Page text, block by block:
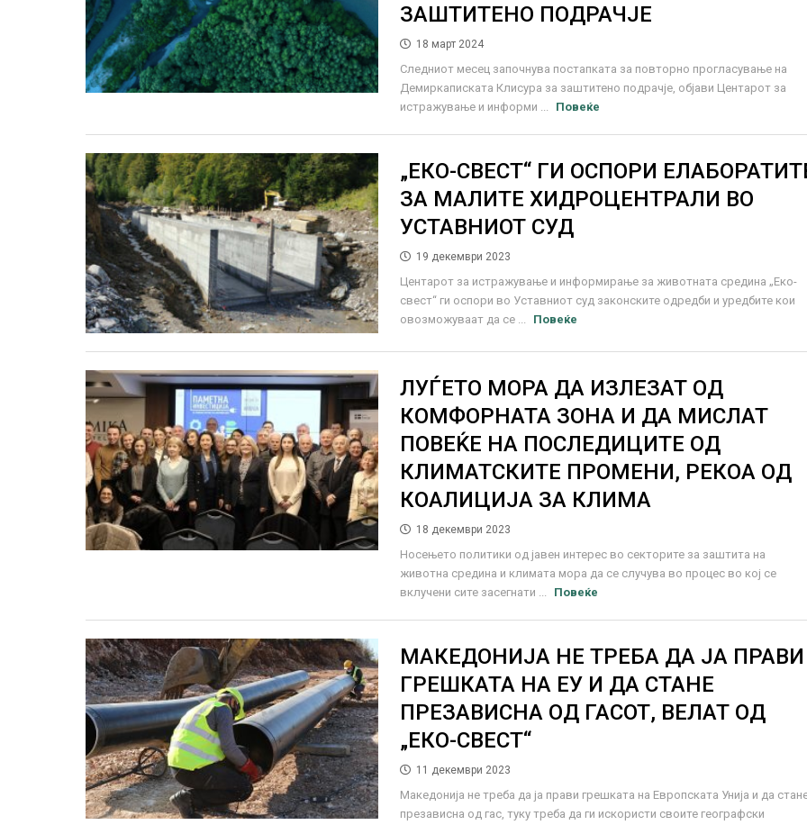
ЗАШТИТЕНО ПОДРАЧЈЕ
18 март 2024
Следниот месец започнува постапката за повторно прогласување на
Демиркаписката Клисура за заштитено подрачје, објави Центарот за
истражување и информи ...
Повеќе
„ЕКО-СВЕСТ“ ГИ ОСПОРИ
ЗА МАЛИТЕ ХИДРОЦЕНТРАЛИ ВО
УСТАВНИОТ СУД
19 декември 2023
Центарот за истражување и информирање за животната средина „Еко-
свест“ ги оспори во Уставниот суд законските одредби и уредбите кои
овозможуваат да се ...
Повеќе
ЛУЃЕТО МОРА ДА ИЗЛЕЗАТ ОД
КОМФОРНАТА ЗОНА И ДА МИСЛАТ
ПОВЕЌЕ НА ПОСЛЕДИЦИТЕ ОД
КЛИМАТСКИТЕ ПРОМЕНИ, РЕКОА ОД
КОАЛИЦИЈА ЗА КЛИМА
18 декември 2023
Носењето политики од јавен интерес во секторите за заштита на
животна средина и климата мора да се случува во процес во кој се
вклучени сите засегнати ...
Повеќе
МАКЕДОНИЈА НЕ ТРЕБА ДА ЈА ПРАВИ
ГРЕШКАТА НА ЕУ И ДА СТАНЕ
ПРЕЗАВИСНА ОД ГАСОТ, ВЕЛАТ ОД
„ЕКО-СВЕСТ“
11 декември 2023
Македонија не треба да ја прави грешката на Европската Унија и да
презависна од гас, туку треба да ги искористи своите географски